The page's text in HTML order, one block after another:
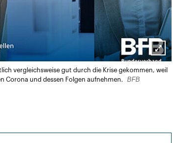
Lightbox
öffnen
vergleichsweise gut durch die Krise gekommen, weil
Corona und dessen Folgen aufnehmen.
BFB